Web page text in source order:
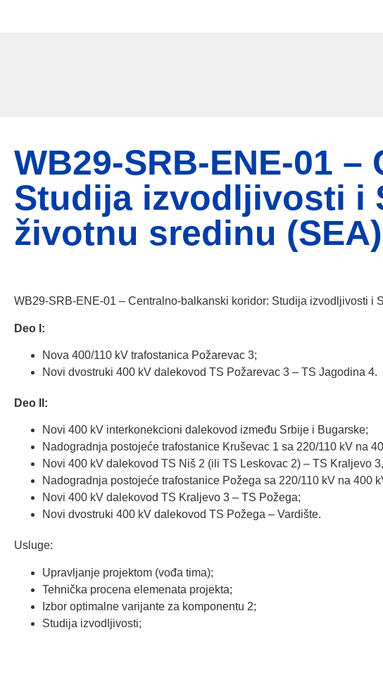
WB29-SRB-ENE-01
Studija izvodljivosti i
životnu sredinu (SEA)
WB29-SRB-ENE-01 – Centralno-balkanski koridor: Studija izvodljivosti i
Deo I:
Nova 400/110 kV trafostanica Požarevac 3;
Novi dvostruki 400 kV dalekovod TS Požarevac 3 – TS Jagodina 4.
Deo II:
Novi 400 kV interkonekcioni dalekovod između Srbije i Bugarske;
Nadogradnja postojeće trafostanice Kruševac 1 sa 220/110 kV na
Novi 400 kV dalekovod TS Niš 2 (ili TS Leskovac 2) – TS Kraljevo
Nadogradnja postojeće trafostanice Požega sa 220/110 kV na 400
Novi 400 kV dalekovod TS Kraljevo 3 – TS Požega;
Novi dvostruki 400 kV dalekovod TS Požega – Vardište.
Usluge:
Upravljanje projektom (vođa tima);
Tehnička procena elemenata projekta;
Izbor optimalne varijante za komponentu 2;
Studija izvodljivosti;